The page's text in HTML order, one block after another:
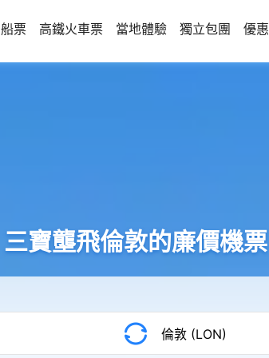
船票 高鐵火車票 當地體驗 獨立包團 優惠
三寶壟飛倫敦的廉價機票